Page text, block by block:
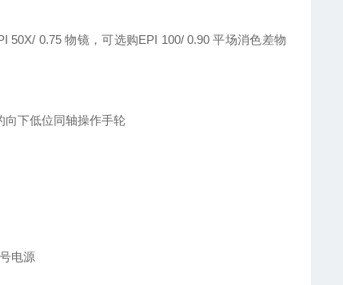
50X/ 0.75 物镜，可选购EPI 100/ 0.90 平场消色差物
向下低位同轴操作手轮
电源